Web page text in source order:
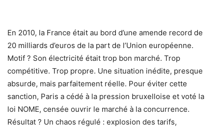
En 2010, la France était au bord d’une amende record de
20 milliards d’euros de la part de l’Union européenne.
Motif ? Son électricité était trop bon marché. Trop
compétitive. Trop propre. Une situation inédite, presque
absurde, mais parfaitement réelle. Pour éviter cette
sanction, Paris a cédé à la pression bruxelloise et voté la
loi NOME, censée ouvrir le marché à la concurrence.
Résultat ? Un chaos régulé : explosion des tarifs,